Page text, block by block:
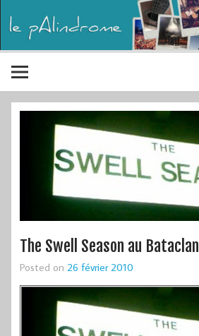
The Swell Season au Bataclan
Posted on 26 février 2010